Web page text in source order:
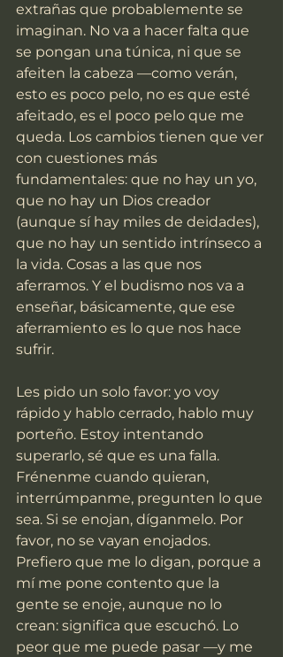
extrañas que probablemente se
imaginan. No va a hacer falta que
se pongan una túnica, ni que se
afeiten la cabeza —como verán,
esto es poco pelo, no es que esté
afeitado, es el poco pelo que me
queda. Los cambios tienen que ver
con cuestiones más
fundamentales: que no hay un yo,
que no hay un Dios creador
(aunque sí hay miles de deidades),
que no hay un sentido intrínseco a
la vida. Cosas a las que nos
aferramos. Y el budismo nos va a
enseñar, básicamente, que ese
aferramiento es lo que nos hace
sufrir.
Les pido un solo favor: yo voy
rápido y hablo cerrado, hablo muy
porteño. Estoy intentando
superarlo, sé que es una falla.
Frénenme cuando quieran,
interrúmpanme, pregunten lo que
sea. Si se enojan, díganmelo. Por
favor, no se vayan enojados.
Prefiero que me lo digan, porque a
mí me pone contento que la
gente se enoje, aunque no lo
crean: significa que escuchó. Lo
peor que me puede pasar —y me